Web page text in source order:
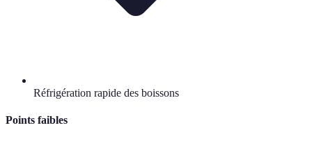
Réfrigération rapide des boissons
Points faibles